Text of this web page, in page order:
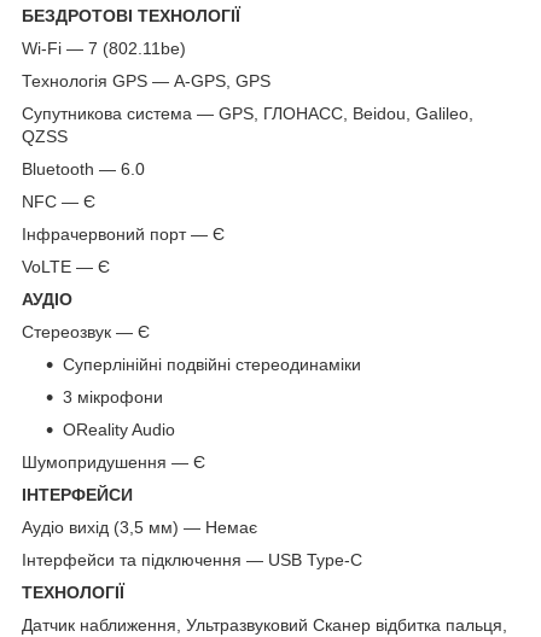
БЕЗДРОТОВІ ТЕХНОЛОГІЇ
Wi-Fi — 7 (802.11be)
Технологія GPS — A-GPS, GPS
Супутникова система — GPS, ГЛОНАСС, Beidou, Galileo,
QZSS
Bluetooth — 6.0
NFC — Є
Інфрачервоний порт — Є
VoLTE — Є
АУДІО
Стереозвук — Є
Суперлінійні подвійні стереодинаміки
3 мікрофони
OReality Audio
Шумопридушення — Є
ІНТЕРФЕЙСИ
Аудіо вихід (3,5 мм) — Немає
Інтерфейси та підключення — USB Type-C
ТЕХНОЛОГІЇ
Датчик наближення, Ультразвуковий Сканер відбитка пальця,